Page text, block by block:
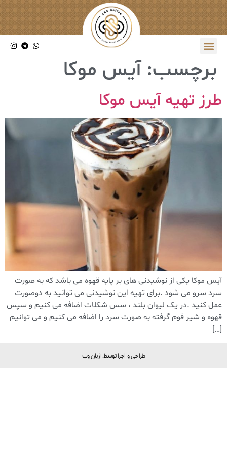
برچسب:آیس موکا
طرز تهیه آیس موکا
آیس موکا یکی از نوشیدنی های بر پایه قهوه می باشد که به صورت
سرد سرو می شود .برای تهیه این نوشیدنی می توانید به دو‌صورت
عمل کنید .در یک لیوان بلند ، سس شکلات اضافه می کنیم و سپس
قهوه و شیر فوم گرفته به صورت سرد را اضافه می کنیم و می توانیم
[…]
طراحی و اجرا توسط: آریان وب